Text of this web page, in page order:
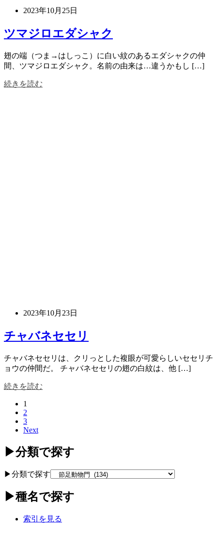
2023年10月25日
ツマジロエダシャク
翅の端（つま→はしっこ）に白い紋のあるエダシャクの仲
間、ツマジロエダシャク。名前の由来は…違うかもし […]
続きを読む
2023年10月23日
チャバネセセリ
チャバネセセリは、クリっとした複眼が可愛らしいセセリチ
ョウの仲間だ。 チャバネセセリの翅の白紋は、他 […]
続きを読む
1
2
3
Next
▶分類で探す
▶分類で探す
▶種名で探す
索引を見る